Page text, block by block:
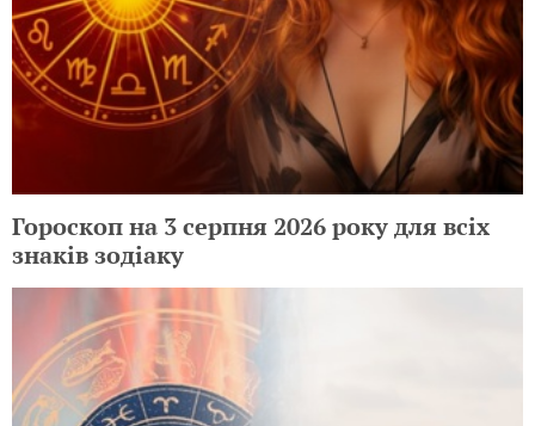
Гороскоп на 3 серпня 2026 року для всіх
знаків зодіаку